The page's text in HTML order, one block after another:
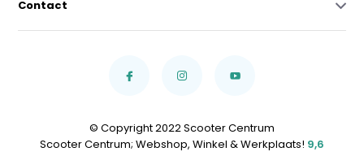
Contact
© Copyright 2022 Scooter Centrum
Scooter Centrum; Webshop, Winkel & Werkplaats! 9,6